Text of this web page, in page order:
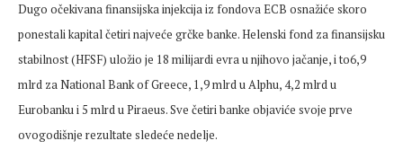
Dugo očekivana finansijska injekcija iz fondova ECB osnažiće skoro
ponestali kapital četiri najveće grčke banke. Helenski fond za finansijsku
stabilnost (HFSF) uložio je 18 milijardi evra u njihovo jačanje, i to6,9
mlrd za National Bank of Greece, 1,9 mlrd u Alphu, 4,2 mlrd u
Eurobanku i 5 mlrd u Piraeus. Sve četiri banke objaviće svoje prve
ovogodišnje rezultate sledeće nedelje.